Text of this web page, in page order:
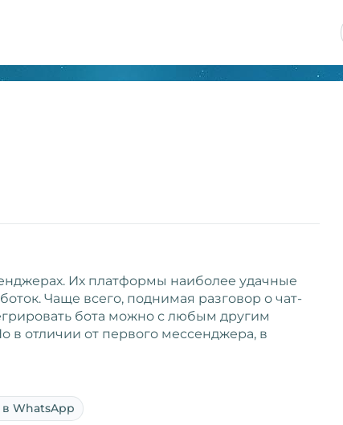
Их платформы наиболее удачные
Чаще всего, поднимая разговор о чат-
бота можно с любым другим
в отличии от первого мессенджера, в
в WhatsApp